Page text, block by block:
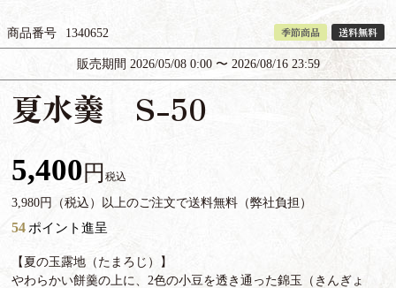
商品番号 1340652 季節商品 送料無料
販売期間 2026/05/08 0:00 〜 2026/08/16 23:59
夏水羹 S-50
5,400 税込
3,980円（税込）以上のご注文で送料無料（弊社負担）
54 ポイント進呈
【夏の玉露地（たまろじ）】
やわらかい餅羹の上に、2色の小豆を透き通った錦玉（きんぎょ